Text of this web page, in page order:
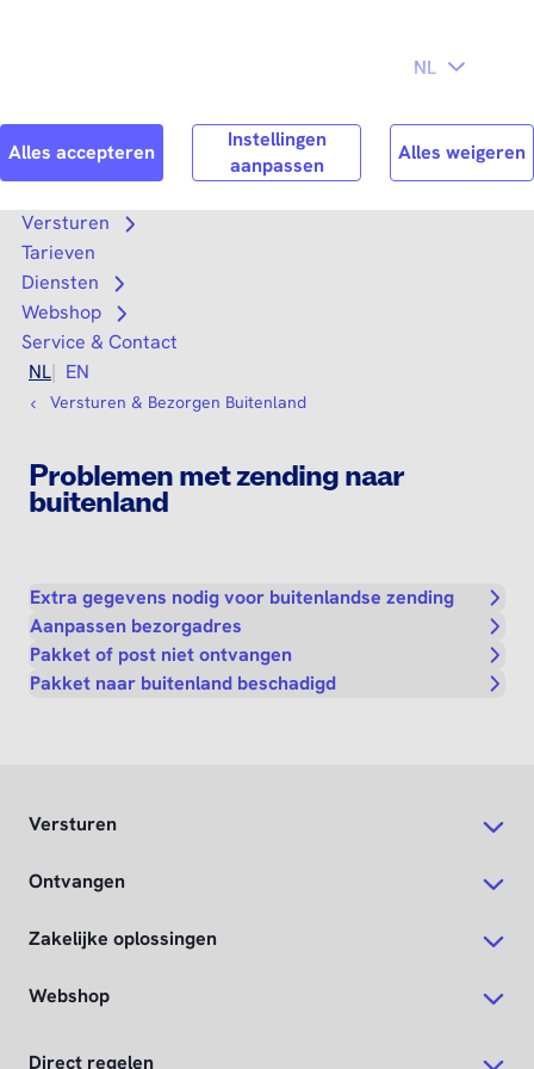
Search Zoek
Versturen
Open submenu
Tarieven
Diensten
Open submenu
Webshop
Open submenu
Service & Contact
NL
EN
Versturen & Bezorgen Buitenland
Problemen met zending naar
buitenland
Extra gegevens nodig voor buitenlandse zending
Aanpassen bezorgadres
Pakket of post niet ontvangen
Pakket naar buitenland beschadigd
Versturen
Ontvangen
Zakelijke oplossingen
Webshop
Direct regelen